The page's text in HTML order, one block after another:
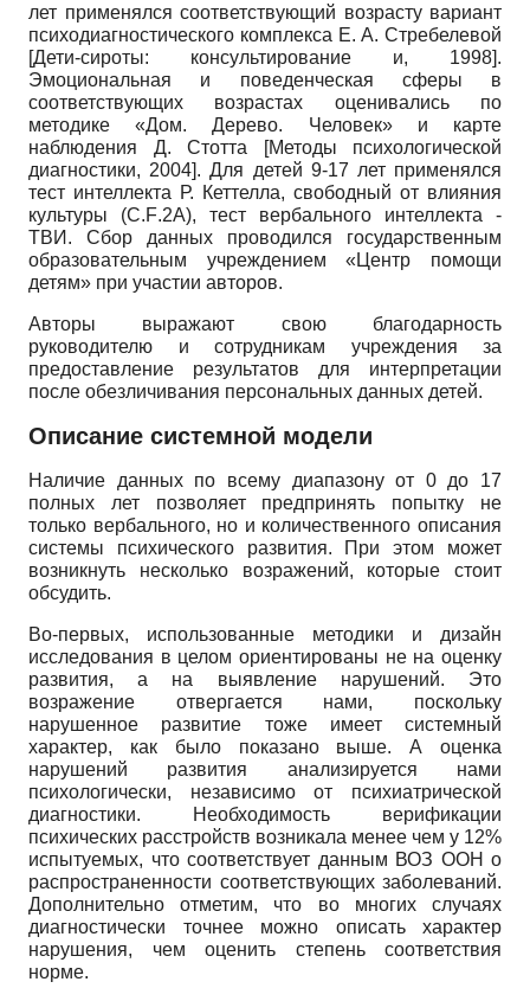
лет применялся соответствующий возрасту вариант
психодиагностического комплекса Е. А. Стребелевой
[Дети-сироты: консультирование и, 1998].
Эмоциональная и поведенческая сферы в
соответствующих возрастах оценивались по
методике «Дом. Дерево. Человек» и карте
наблюдения Д. Стотта
[Методы психологической
диагностики, 2004]. Для детей 9-17 лет применялся
тест интеллекта Р. Кеттелла, свободный от влияния
культуры (C.F.2A), тест вербального интеллекта -
ТВИ. Сбор данных проводился государственным
образовательным учреждением «Центр помощи
детям» при участии авторов.
Авторы выражают свою благодарность
руководителю и сотрудникам учреждения за
предоставление результатов для интерпретации
после обезличивания персональных данных детей.
Описание системной модели
Наличие данных по всему диапазону от 0 до 17
полных лет позволяет предпринять попытку не
только вербального, но и количественного описания
системы психического развития. При этом может
возникнуть несколько возражений, которые стоит
обсудить.
Во-первых, использованные методики и дизайн
исследования в целом ориентированы не на оценку
развития, а на выявление нарушений. Это
возражение отвергается нами, поскольку
нарушенное развитие тоже имеет системный
характер, как было показано выше. А оценка
нарушений развития анализируется нами
психологически, независимо от психиатрической
диагностики. Необходимость верификации
психических расстройств возникала менее чем у 12%
испытуемых, что соответствует данным ВОЗ ООН о
распространенности соответствующих заболеваний.
Дополнительно отметим, что во многих случаях
диагностически точнее можно описать характер
нарушения, чем оценить степень соответствия
норме.